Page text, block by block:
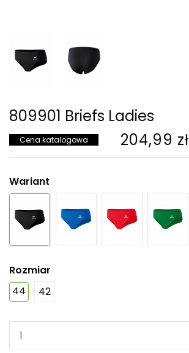
809901 Briefs Ladies
Cena katalogowa 204,99 zł
Wariant
Rozmiar
44
42